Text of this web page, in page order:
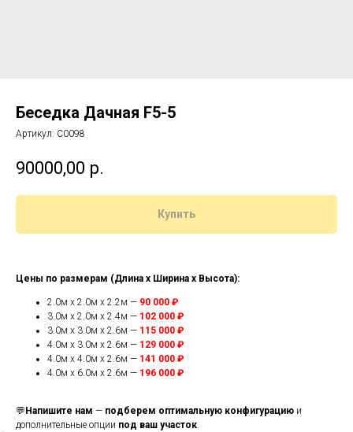
Беседка Дачная F5-5
Артикул: C0098
90000,00 р.
Купить
Цены по размерам (Длина x Ширина x Высота):
2.0м x 2.0м x 2.2м — 90 000 ₽
3.0м x 2.0м x 2.4м — 102 000 ₽
3.0м x 3.0м x 2.6м — 115 000 ₽
4.0м x 3.0м x 2.6м — 129 000 ₽
4.0м x 4.0м x 2.6м — 141 000 ₽
4.0м x 6.0м x 2.6м — 196 000 ₽
💬 Напишите нам — подберем оптимальную конфигурацию и
дополнительные опции под ваш участок.